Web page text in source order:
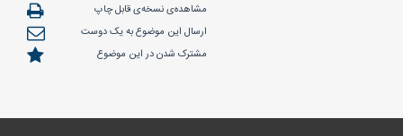
مشاهده‌ی نسخه‌ی قابل چاپ
ارسال این موضوع به یک دوست
مشترک شدن در این موضوع